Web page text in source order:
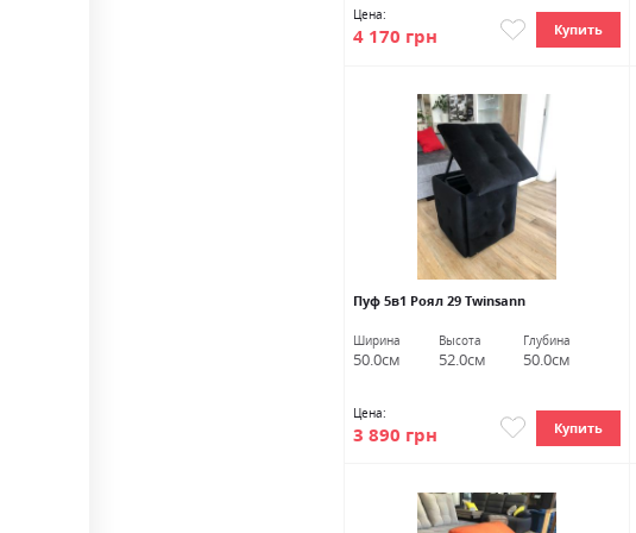
Цена:
4 170 грн Купить
Пуф 5в1 Роял 29 Twinsann
Ширина
50.0см
Высота
52.0см
Глубина
50.0см
Цена:
3 890 грн Купить